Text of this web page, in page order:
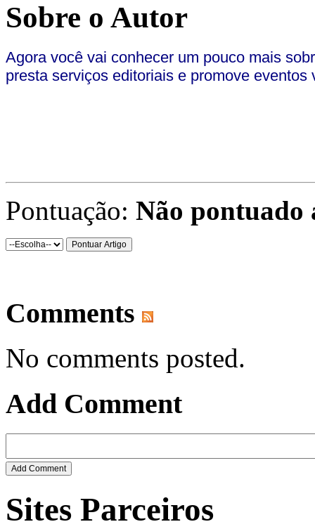
Sobre o Autor
Agora você vai conhecer um pouco mais
presta serviços editoriais e promove
Pontuação: Não pontuado
Comments
No comments posted.
Add Comment
Sites Parceiros